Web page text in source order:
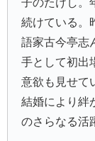
子のたけし。
続けている。
語家古今亭志
手として初出
意欲も見せて
結婚により絆
のさらなる活